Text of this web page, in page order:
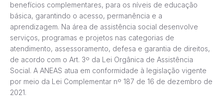
benefícios complementares, para os níveis de educação
básica, garantindo o acesso, permanência e a
aprendizagem. Na área de assistência social desenvolve
serviços, programas e projetos nas categorias de
atendimento, assessoramento, defesa e garantia de direitos,
de acordo com o Art. 3º da Lei Orgânica de Assistência
Social. A ANEAS atua em conformidade à legislação vigente
por meio da Lei Complementar nº 187 de 16 de dezembro de
2021.